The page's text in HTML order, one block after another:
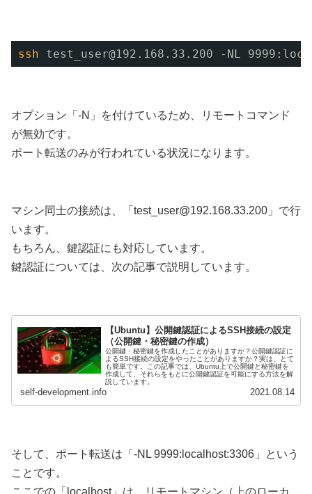
ssh test_user@192.168.33.200 -NL
オプション「-N」を付けているため、リモートコマンド
が無効です。
ポート転送のみが行われている状況になります。
マシン同士の接続は、「test_user@192.168.33.200」で行
います。
もちろん、鍵認証にも対応しています。
鍵認証については、次の記事で説明しています。
【Ubuntu】公開鍵認証によるSSH接続の設定
（公開鍵・秘密鍵の作成）
公開鍵・秘密鍵を作成したことがありますか？公開鍵認証に
よるSSH接続の設定をやったことがありますか？実は、とて
も簡単です。この記事では、Ubuntu上で公開鍵と秘密鍵を
作成して、それらをもとに公開鍵認証を可能にする方法を解
説しています。
self-development.info 2021.08.14
そして、ポート転送は「-NL 9999:localhost:3306」という
ことです。
ここでの「localhost」は、リモートマシン（上のローカ